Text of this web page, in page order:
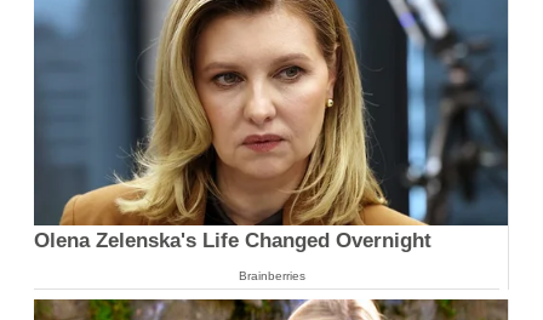
Olena Zelenska's Life Changed Overnight
Brainberries